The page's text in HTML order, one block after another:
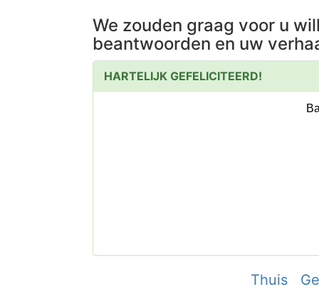
We zouden graag voor u
beantwoorden en uw
HARTELIJK GEFELICITEERD!
Thuis